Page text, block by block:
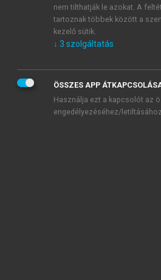
mersz.huoldalak
tudomásul veszem és elfogadom.
nem tilthatják le azokat. A
tartoznak többek között a
kezelő sütik.
↓ 3 szolgáltatás
ÖSSZES APP
Használja ezt a kapcsolót az
engedélyezéséhez/